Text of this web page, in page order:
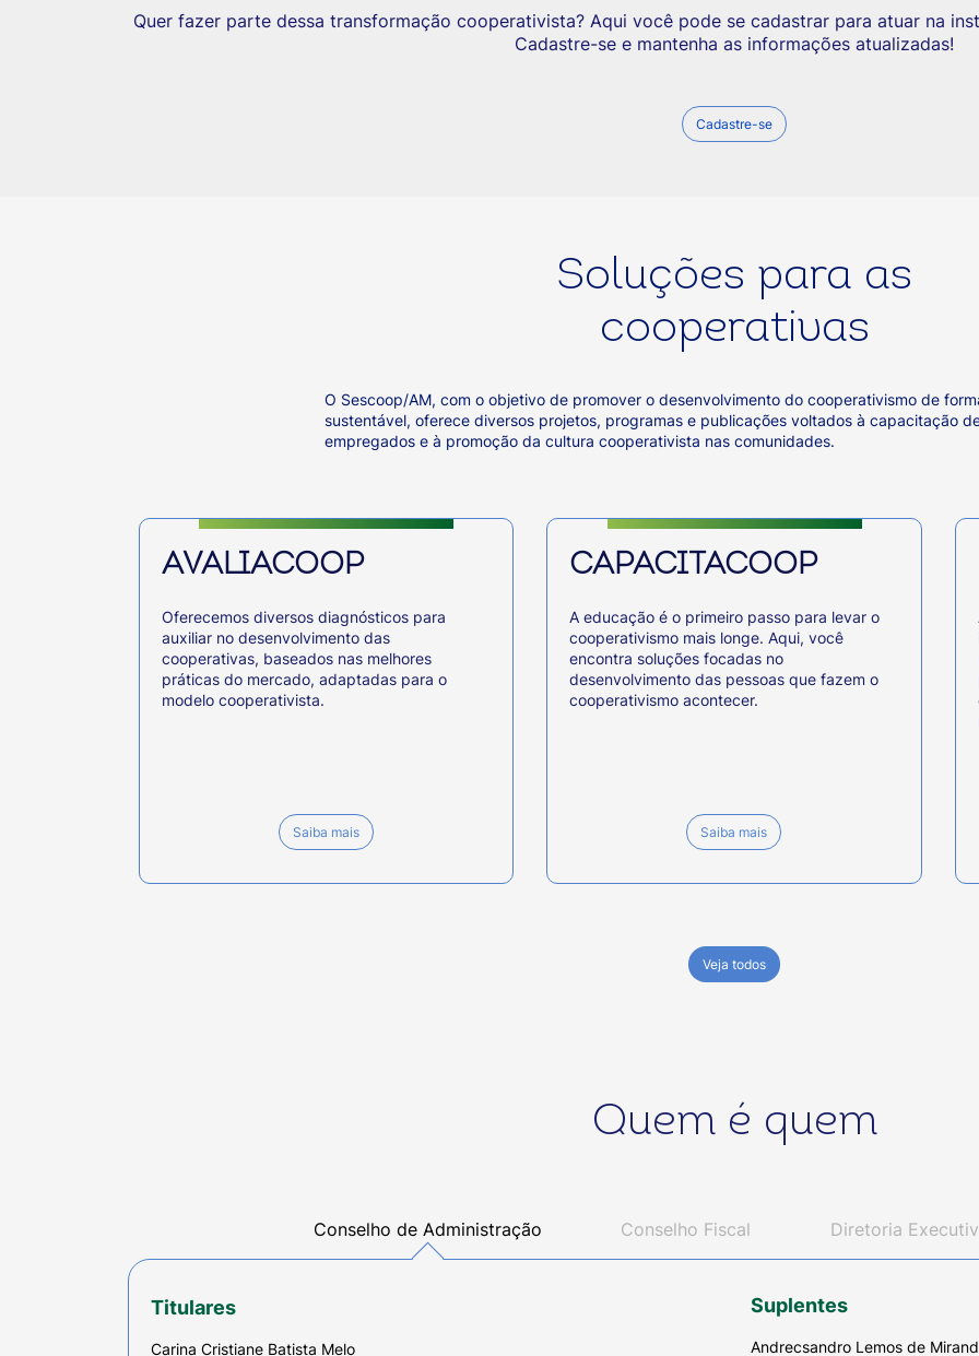
Quer fazer parte dessa transformação cooperativista? Aqui você pode se cadastrar para atuar na
Cadastre-se e mantenha as informações atualizadas!
Cadastre-se
Soluções para as
cooperativas
O Sescoop/AM, com o objetivo de promover o desenvolvimento do cooperativismo de
sustentável, oferece diversos projetos, programas e publicações voltados à capacitação
empregados e à promoção da cultura cooperativista nas comunidades.
AVALIACOOP
Oferecemos diversos diagnósticos para
auxiliar no desenvolvimento das
cooperativas, baseados nas melhores
práticas do mercado, adaptadas para o
modelo cooperativista.
Saiba mais
CAPACITACOOP
A educação é o primeiro passo para levar o
cooperativismo mais longe. Aqui, você
encontra soluções focadas no
desenvolvimento das pessoas que fazem o
cooperativismo acontecer.
Saiba mais
Veja todos
Quem é quem
Conselho de Administração Conselho Fiscal Diretoria
Titulares
Carina Cristiane Batista Melo
Suplentes
Andrecsandro Lemos de